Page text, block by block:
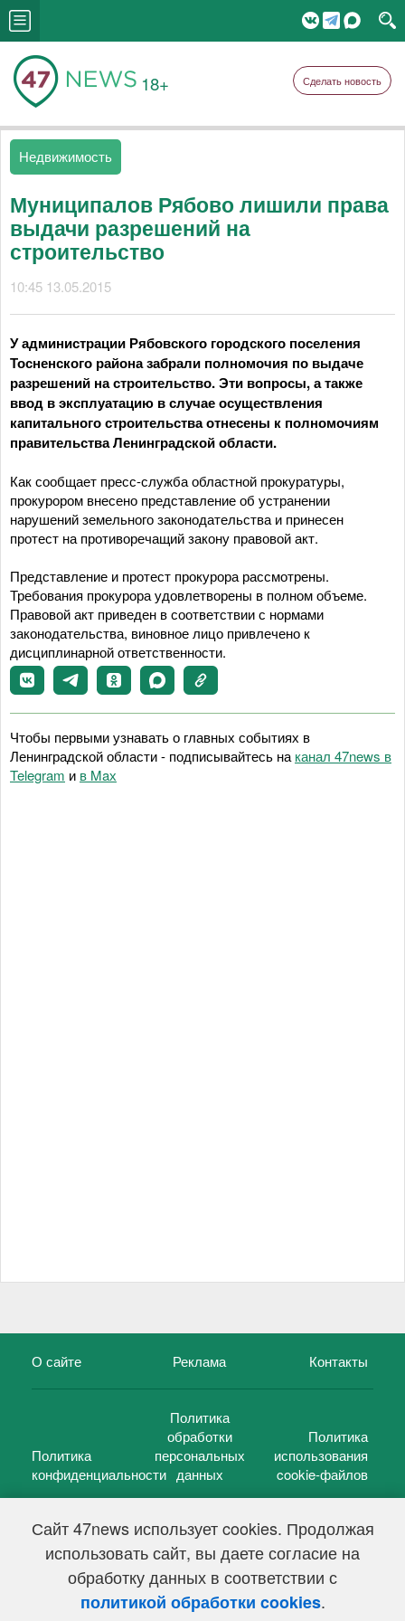
Сайт 47news использует cookies. Продолжая
использовать сайт, вы даете согласие на
обработку данных в соответствии с
политикой обработки cookies.
18+ Сделать новость
Недвижимость
Муниципалов Рябово лишили права
выдачи разрешений на
строительство
10:45 13.05.2015
У администрации Рябовского городского поселения
Тосненского района забрали полномочия по выдаче
разрешений на строительство. Эти вопросы, а также
ввод в эксплуатацию в случае осуществления
капитального строительства отнесены к полномочиям
правительства Ленинградской области.
Как сообщает пресс-служба областной прокуратуры,
прокурором внесено представление об устранении
нарушений земельного законодательства и принесен
протест на противоречащий закону правовой акт.
Представление и протест прокурора рассмотрены.
Требования прокурора удовлетворены в полном объеме.
Правовой акт приведен в соответствии с нормами
законодательства, виновное лицо привлечено к
дисциплинарной ответственности.
Чтобы первыми узнавать о главных событиях в
Ленинградской области - подписывайтесь на канал 47news в
Telegram и в Maх
О сайте Реклама Контакты
Политика
конфиденциальности
Политика
обработки
персональных
данных
Политика
использования
cookie-файлов
47 новостей (47 news)2005 — 2026 г.
Свидетельство о регистрации СМИ Эл № ФС 77-39848, выдано
Федеральной службой по надзору в сфере связи,
информационных технологий и массовых коммуникаций